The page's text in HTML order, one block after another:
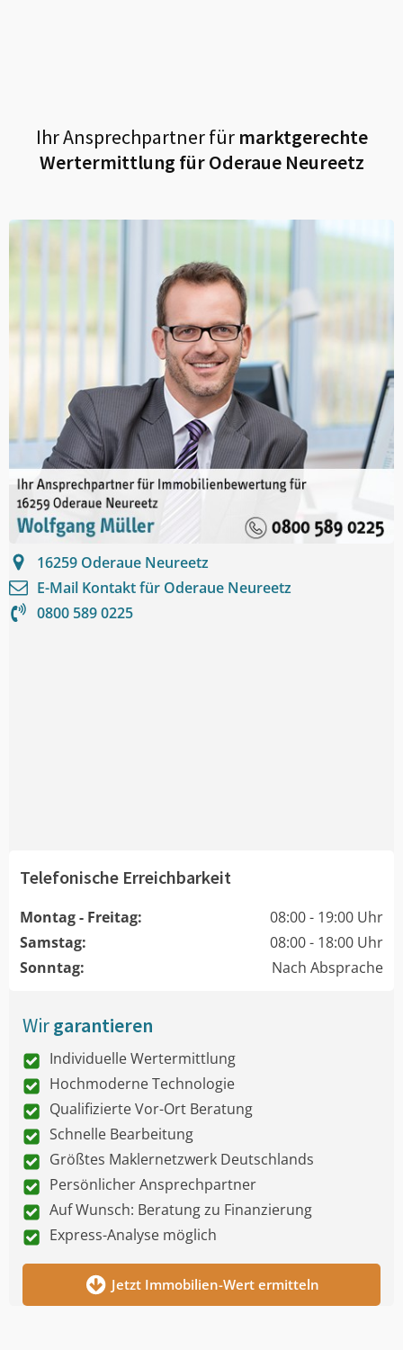
Ihr Ansprechpartner fürmarktgerechte
Wertermittlung fürOderaue Neureetz
16259 Oderaue Neureetz
E-Mail Kontakt für Oderaue Neureetz
0800 589 0225
Telefonische Erreichbarkeit
Montag - Freitag:
08:00 - 19:00 Uhr
Samstag:
08:00 - 18:00 Uhr
Sonntag:
Nach Absprache
Wirgarantieren
Individuelle Wertermittlung
Hochmoderne Technologie
Qualifizierte Vor-Ort Beratung
Schnelle Bearbeitung
Größtes Maklernetzwerk Deutschlands
Persönlicher Ansprechpartner
Auf Wunsch: Beratung zu Finanzierung
Express-Analyse möglich
Jetzt Immobilien-Wert ermitteln